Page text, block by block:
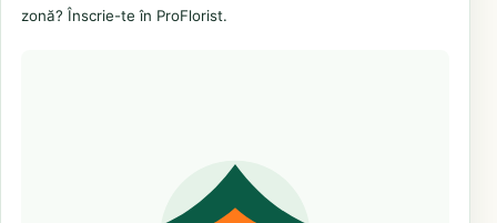
zonă? Înscrie-te în ProFlorist.